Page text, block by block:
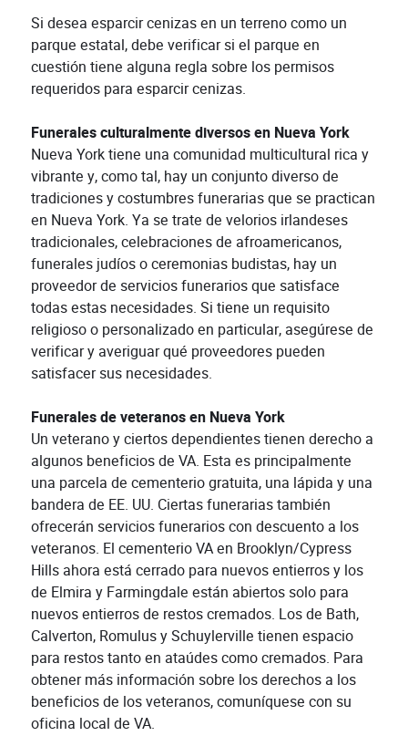
Si desea esparcir cenizas en un terreno como un
parque estatal, debe verificar si el parque en
cuestión tiene alguna regla sobre los permisos
requeridos para esparcir cenizas.
Funerales culturalmente diversos en Nueva York
Nueva York tiene una comunidad multicultural rica y
vibrante y, como tal, hay un conjunto diverso de
tradiciones y costumbres funerarias que se practican
en Nueva York. Ya se trate de velorios irlandeses
tradicionales, celebraciones de afroamericanos,
funerales judíos o ceremonias budistas, hay un
proveedor de servicios funerarios que satisface
todas estas necesidades. Si tiene un requisito
religioso o personalizado en particular, asegúrese de
verificar y averiguar qué proveedores pueden
satisfacer sus necesidades.
Funerales de veteranos en Nueva York
Un veterano y ciertos dependientes tienen derecho a
algunos beneficios de VA. Esta es principalmente
una parcela de cementerio gratuita, una lápida y una
bandera de EE. UU. Ciertas funerarias también
ofrecerán servicios funerarios con descuento a los
veteranos. El cementerio VA en Brooklyn/Cypress
Hills ahora está cerrado para nuevos entierros y los
de Elmira y Farmingdale están abiertos solo para
nuevos entierros de restos cremados. Los de Bath,
Calverton, Romulus y Schuylerville tienen espacio
para restos tanto en ataúdes como cremados. Para
obtener más información sobre los derechos a los
beneficios de los veteranos, comuníquese con su
oficina local de VA.